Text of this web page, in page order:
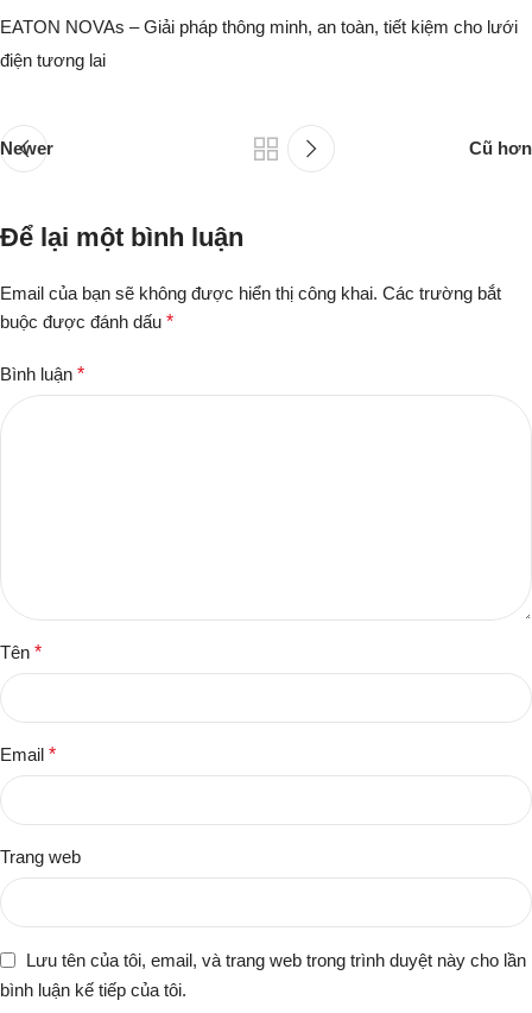
EATON NOVAs – Giải pháp thông minh, an toàn, tiết kiệm cho lưới
điện tương lai
Newer Cũ hơn
Để lại một bình luận
Email của bạn sẽ không được hiển thị công khai. Các trường bắt
buộc được đánh dấu *
Bình luận *
Tên *
Email *
Trang web
Lưu tên của tôi, email, và trang web trong trình duyệt này cho lần
bình luận kế tiếp của tôi.